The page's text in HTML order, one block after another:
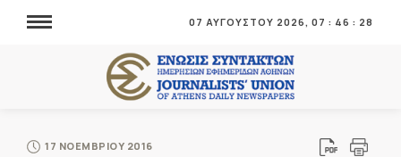
07 ΑΥΓΟΥΣΤΟΥ 2026, 07 : 46 : 29
17 ΝΟΕΜΒΡΙΟΥ 2016